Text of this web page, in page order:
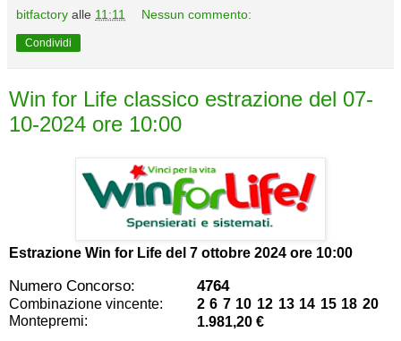
bitfactory alle 11:11 Nessun commento:
Condividi
Win for Life classico estrazione del 07-
10-2024 ore 10:00
Estrazione Win for Life del 7 ottobre 2024 ore 10:00
Numero Concorso: 4764
Combinazione vincente:
2 6 7 10 12 13 14 15 18 20
Montepremi:
1.981,20 €